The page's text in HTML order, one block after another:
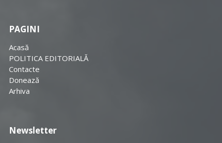
PAGINI
Acasă
POLITICA EDITORIALĂ
Contacte
Donează
Arhiva
Newsletter